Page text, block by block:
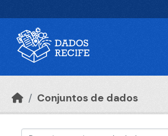
Conjuntos de dados